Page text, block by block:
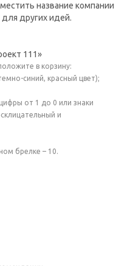
название компании
других идей.
111»
в корзину:
синий, красный цвет);
от 1 до 0 или знаки
и
брелке – 10.